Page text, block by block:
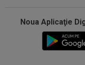
Noua Aplicaţie